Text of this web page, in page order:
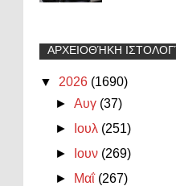
ΑΡΧΕΙΟΘΉΚΗ
▼ 2026 (1690)
►Αυγ (37)
►
Ιουλ (251)
►
Ιουν (269)
►
Μαΐ (267)